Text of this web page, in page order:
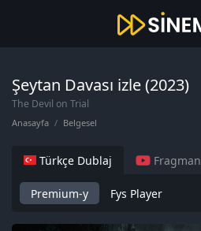
Şeytan Davası izle (2023)
The Devil on Trial
Anasayfa Belgesel
Türkçe Dublaj Fragman
Premium-y Fys Player